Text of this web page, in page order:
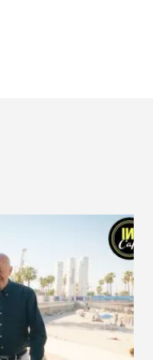
la plus
Spotify
, elle dépasse
mensuels, loin…
elle montre
un véritable espace